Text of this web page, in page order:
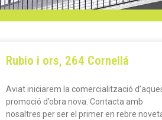
Rubio i ors, 264 Cornellá
Aviat iniciarem la comercialització
promoció d’obra nova. Contacta amb
nosaltres per ser el primer en rebre